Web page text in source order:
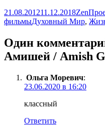
Опубликовано
21.08.201211.12.2018Автор
Zen
фильмыМетки
Духовный Мир,
Один
Амишей / Amish
Ольга Моревич:
23.06.2020 в 16:20
классный
Ответить